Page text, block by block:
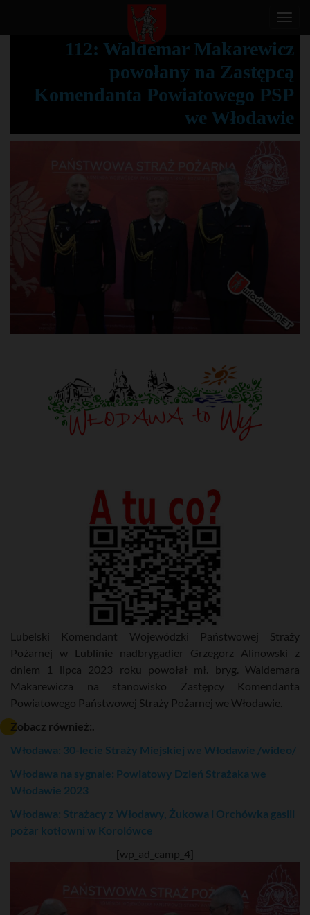
T
g
g
l
e
n
a
112: Waldemar Makarewicz
powołany na Zastępcą
Komendanta Powiatowego PSP
we Włodawie
Lubelski Komendant Wojewódzki Państwowej Straży
Pożarnej w Lublinie nadbrygadier Grzegorz Alinowski z
dniem 1 lipca 2023 roku powołał mł. bryg. Waldemara
Makarewicza na stanowisko Zastępcy Komendanta
Powiatowego Państwowej Straży Pożarnej we Włodawie.
Zobacz również:.
Włodawa: 30-lecie Straży Miejskiej we Włodawie /wideo/
Włodawa na sygnale: Powiatowy Dzień Strażaka we
Włodawie 2023
Włodawa: Strażacy z Włodawy, Żukowa i Orchówka gasili
pożar kotłowni w Korolówce
[wp_ad_camp_4]